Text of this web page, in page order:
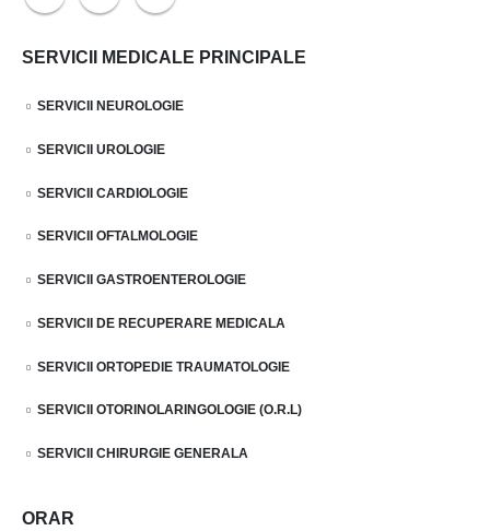
SERVICII MEDICALE PRINCIPALE
SERVICII NEUROLOGIE
SERVICII UROLOGIE
SERVICII CARDIOLOGIE
SERVICII OFTALMOLOGIE
SERVICII GASTROENTEROLOGIE
SERVICII DE RECUPERARE MEDICALA
SERVICII ORTOPEDIE TRAUMATOLOGIE
SERVICII OTORINOLARINGOLOGIE (O.R.L)
SERVICII CHIRURGIE GENERALA
ORAR